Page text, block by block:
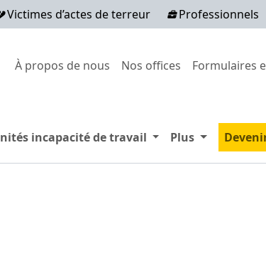
Victimes d’actes de terreur Professionnels
Secondary menu
À propos de nous Nos offices Formulaires
Remboursement des frais médicaux
incapacité de travail Expand menu
Plus Expand